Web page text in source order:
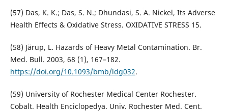
(57) Das, K. K.; Das, S. N.; Dhundasi, S. A. Nickel, Its Adverse
Health Effects & Oxidative Stress. OXIDATIVE STRESS 15.
(58) Järup, L. Hazards of Heavy Metal Contamination. Br.
Med. Bull. 2003, 68 (1), 167–182.
https://doi.org/10.1093/bmb/ldg032.
(59) University of Rochester Medical Center Rochester.
Cobalt. Health Enciclopedya. Univ. Rochester Med. Cent.